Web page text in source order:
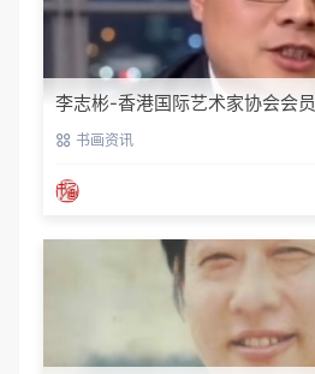
李志彬-香港国际艺术家协会会员
书画资讯